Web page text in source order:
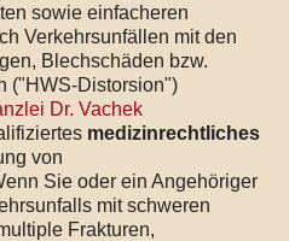
sowie einfacheren
Verkehrsunfällen mit den
Blechschäden bzw.
("HWS-Distorsion")
Dr. Vachek
medizinrechtliches
von
Sie oder ein Angehöriger
mit schweren
Frakturen,